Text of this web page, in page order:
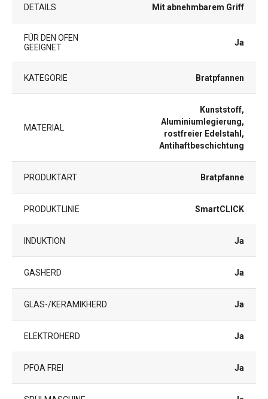
DETAILS Mit abnehmbarem Griff
FÜR DEN OFEN
GEEIGNET
Ja
KATEGORIE Bratpfannen
MATERIAL
Kunststoff,
Aluminiumlegierung,
rostfreier Edelstahl,
Antihaftbeschichtung
PRODUKTART Bratpfanne
PRODUKTLINIE SmartCLICK
INDUKTION Ja
GASHERD Ja
GLAS-/KERAMIKHERD Ja
ELEKTROHERD Ja
PFOA FREI Ja